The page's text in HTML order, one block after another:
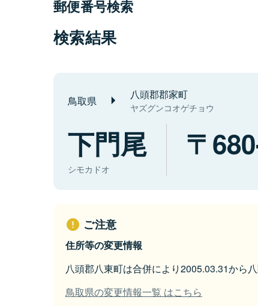
郵便番号検索
検索結果
鳥取県 八頭郡郡家町
ヤズグンコオゲチョウ
下門尾
シモカドオ
ご注意
住所等の変更情報
八頭郡八東町は合併により2005.03.31から
鳥取県の変更情報一覧 はこちら